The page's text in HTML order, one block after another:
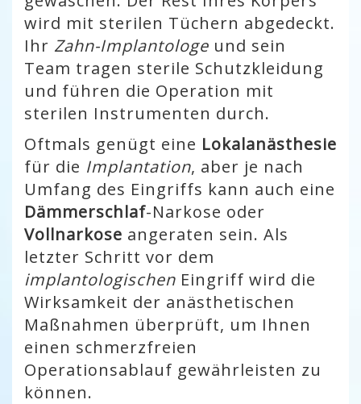
wird mit sterilen Tüchern abgedeckt.
Ihr Zahn-Implantologe und sein
Team tragen sterile Schutzkleidung
und führen die Operation mit
sterilen Instrumenten durch.
Oftmals genügt eine Lokalanästhesie
für die Implantation, aber je nach
Umfang des Eingriffs kann auch eine
Dämmerschlaf-Narkose oder
Vollnarkose angeraten sein. Als
letzter Schritt vor dem
implantologischen Eingriff wird die
Wirksamkeit der anästhetischen
Maßnahmen überprüft, um Ihnen
einen schmerzfreien
Operationsablauf gewährleisten zu
können.